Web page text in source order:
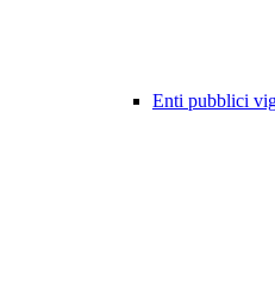
Enti pubblici